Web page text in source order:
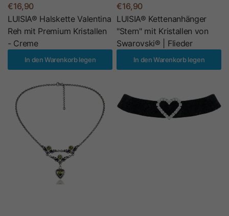
€16,90
LUISIA® Halskette Valentina
Reh mit Premium Kristallen
- Creme
In den Warenkorb legen
€16,90
LUISIA® Kettenanhänger
"Stern" mit Kristallen von
Swarovski® | Flieder
In den Warenkorb legen